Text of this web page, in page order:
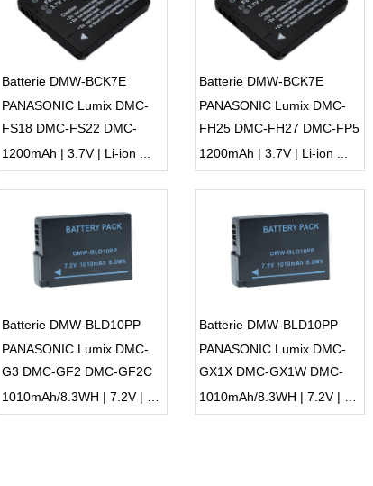
Batterie DMW-BCK7E
PANASONIC Lumix DMC-
FS18 DMC-FS22 DMC-
FS28 DMC-FS35 DMC-
FS37 DMC-FS40 DMC-
1200mAh | 3.7V | Li-ion ...
Batterie DMW-BCK7E
PANASONIC Lumix DMC-
FH25 DMC-FH27 DMC-FP5
DMC-FP7 DMC-FP77 DMC-
FS14 DMC-FS16
1200mAh | 3.7V | Li-ion ...
Batterie DMW-BLD10PP
PANASONIC Lumix DMC-
G3 DMC-GF2 DMC-GF2C
DMC-GF2W DMC-TS2D
DMC-TS2S
Batterie DMW-BLD10PP
PANASONIC Lumix DMC-
GX1X DMC-GX1W DMC-
GX1 DMC-G3W DMC-G3K
DMC-TS2A